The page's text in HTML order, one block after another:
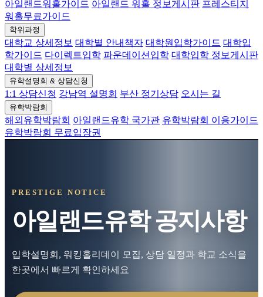
아일랜드워홀가이드 아일랜드 워홀 정보게시판 프레스티지
워홀무료가이드
학위과정
대학교 상세정보 대학별 안내책자 대학원입학가이드 대학입
학가이드 다이렉트입학 파운데이션입학 대학입학 정보게시판
대학별 상세정보
유학설명회 & 상담신청
1:1 상담신청 강남역 설명회 부산 정기상담 오시는 길
유학박람회
해외유학박람회 아일랜드유학 국가관 유학박람회 이용가이드
유학박람회 무료입장권
PRESTIGE NOTICE
아일랜드유학 공지사항
입학설명회, 워킹홀리데이 모집, 상담 일정과 학교 소식을
한곳에서 빠르게 확인하세요